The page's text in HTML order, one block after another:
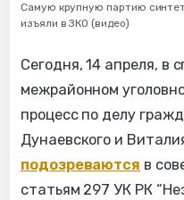
Самую крупную партию
изъяли в ЗКО (видео)
Сегодня, 14 апреля, в
межрайонном
процесс по делу
Дунаевского и
подозреваются в
статьям 297 УК РК